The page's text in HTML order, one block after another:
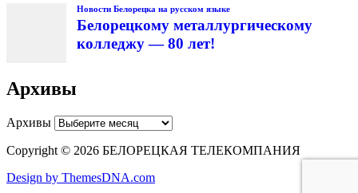
Новости Белорецка на русском языке
Белорецкому металлургическому
колледжу — 80 лет!
Архивы
Архивы
Copyright © 2026 БЕЛОРЕЦКАЯ ТЕЛЕКОМПАНИЯ
Design by ThemesDNA.com